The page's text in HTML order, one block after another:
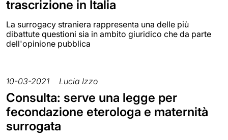
trascrizione in Italia
La surrogacy straniera rappresenta una delle più
dibattute questioni sia in ambito giuridico che da parte
dell'opinione pubblica
10-03-2021 Lucia Izzo
Consulta: serve una legge per
fecondazione eterologa e maternità
surrogata